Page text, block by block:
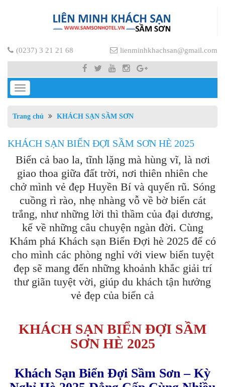
(0237) 3 21 21 68 lienminhkhachsan@gmail.com
Toggle
Trang chủ
KHÁCH SẠN SẦM SƠN
KHÁCH SẠN BIỂN ĐỢI SẦM SƠN HÈ 2025
Biển cả bao la, tĩnh lặng mà hùng vĩ, là nơi
giao thoa giữa đất trời, nơi thiên nhiên che
chở mình vẻ đẹp Huyền Bí và quyến rũ. Sóng
cuồng rì rào, nhẹ nhàng vỗ về bờ biển cát
trắng, như những lời thì thầm của đại dương,
kể về những câu chuyện ngàn đời. Cùng
Khám phá Khách sạn Biển Đợi hè 2025 để có
cho mình các phòng nghỉ với view biển tuyệt
đẹp sẽ mang đến những khoảnh khắc giải trí
thư giãn tuyệt vời, giúp du khách tận hưởng
vẻ đẹp của biển cả
KHÁCH SẠN BIỂN ĐỢI SẦM
SƠN HÈ 2025
Khách Sạn Biển Đợi Sầm Sơn – Kỳ